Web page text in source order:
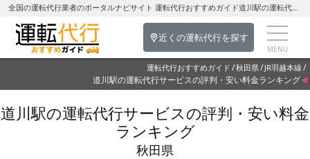
全国の運転代行業者のポータルナビサイト 運転代行おすすめガイド道川駅の運転代行を探す-秋田県の運転代行
近くの運転代行を探す
運転代行おすすめガイド 秋田県 JR羽越本線
道川駅の運転代行サービスの評判・安い料金ランキング
道川駅の運転代行サービスの評判・安い料金
ランキング
秋田県